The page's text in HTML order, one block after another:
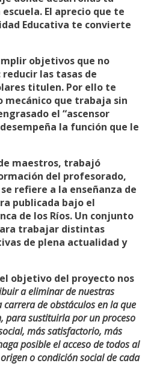
El aprecio que te
Educativa te convierte
objetivos que no
las tasas de
titulen. Por ello te
mecánico que trabaja sin
el “ascensor
la función que le
maestros, trabajó
del profesorado,
refiere a la enseñanza de
publicada bajo el
de los Ríos. Un conjunto
trabajar distintas
de plena actualidad y
objetivo del proyecto nos
a eliminar de nuestras
de obstáculos en la que
para sustituirla por un proceso
más satisfactorio, más
posible el acceso de todos al
o condición social de cada